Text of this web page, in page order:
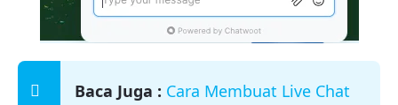
Baca Juga : Cara Membuat Live Chat